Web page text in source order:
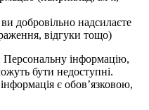
ви добровільно надсилаєте
відгуки тощо)
інформацію,
бути недоступні.
є обов’язковою,